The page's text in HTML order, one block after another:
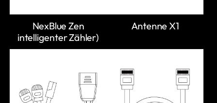
NexBlue Zen
intelligenter Zähler)
Antenne X1